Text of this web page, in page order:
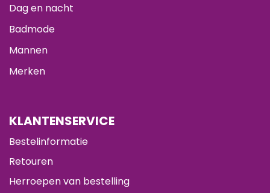
Dag en nacht
Badmode
Mannen
Merken
KLANTENSERVICE
Bestelinformatie
Retouren
Herroepen van bestelling